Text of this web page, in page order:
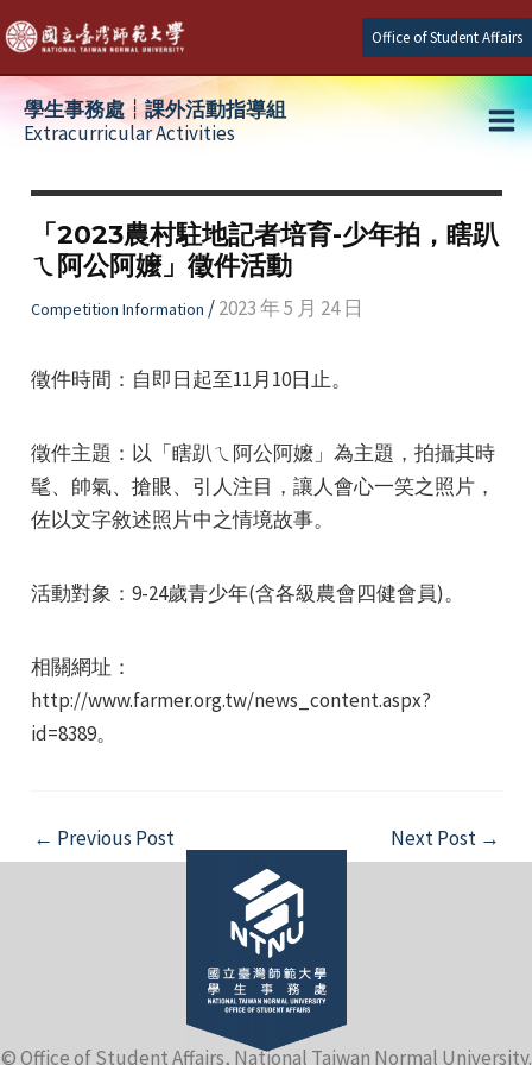
Skip
to
content
Office of Student Affairs
學生事務處┆課外活動指導組
Extracurricular Activities
「2023農村駐地記者培育-少年拍，瞎趴
ㄟ阿公阿嬤」徵件活動
Competition Information /2023 年 5 月 24 日
徵件時間：自即日起至11月10日止。
徵件主題：以「瞎趴ㄟ阿公阿嬤」為主題，拍攝其時
髦、帥氣、搶眼、引人注目，讓人會心一笑之照片，
佐以文字敘述照片中之情境故事。
活動對象：9-24歲青少年(含各級農會四健會員)。
相關網址：
http://www.farmer.org.tw/news_content.aspx?
id=8389。
Post
navigation
← Previous Post Next Post →
© Office of Student Affairs, National Taiwan Normal University.